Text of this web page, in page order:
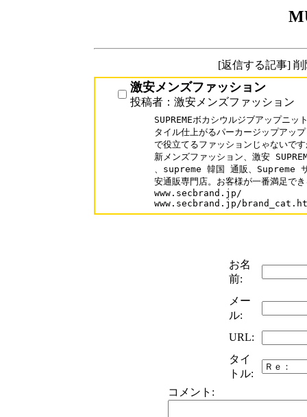
[返信する記事]
激安メンズファッション
投稿者：激安メンズファッション
SUPREMEボカシウルジブアップニ
タイル仕上がるパーカージップアッ
で役立てるファッションじゃないで
新メンズファッション、激安
、supreme 韓国 通販、Supreme
安通販専門店。お客様が一番満足で
www.secbrand.jp/
お名
前:
メー
ル:
URL:
タイ
トル:
コメント: